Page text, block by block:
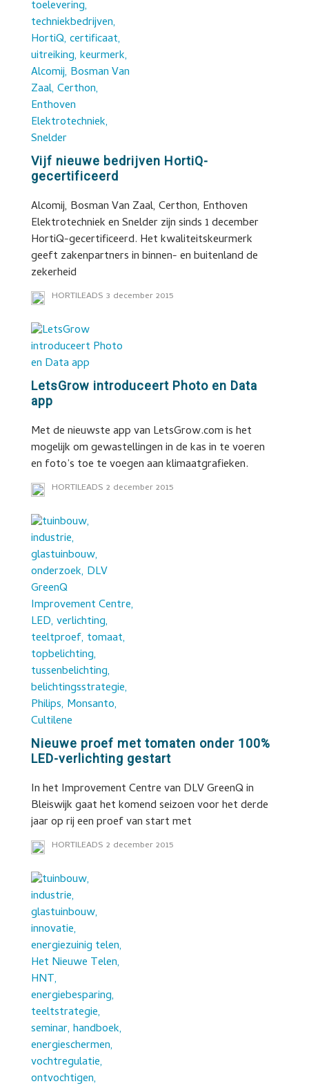
Vijf nieuwe bedrijven HortiQ-
gecertificeerd
Alcomij, Bosman Van Zaal, Certhon, Enthoven
Elektrotechniek en Snelder zijn sinds 1 december
HortiQ-gecertificeerd. Het kwaliteitskeurmerk
geeft zakenpartners in binnen- en buitenland de
zekerheid
HORTILEADS 3 december 2015
LetsGrow introduceert Photo en Data
app
Met de nieuwste app van LetsGrow.com is het
mogelijk om gewastellingen in de kas in te voeren
en foto’s toe te voegen aan klimaatgrafieken.
HORTILEADS 2 december 2015
Nieuwe proef met tomaten onder 100%
LED-verlichting gestart
In het Improvement Centre van DLV GreenQ in
Bleiswijk gaat het komend seizoen voor het derde
jaar op rij een proef van start met
HORTILEADS 2 december 2015